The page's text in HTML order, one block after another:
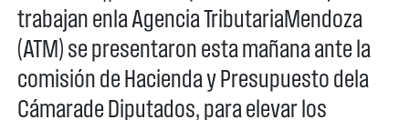
trabajan enla Agencia TributariaMendoza
(ATM) se presentaron esta mañana ante la
comisión de Hacienda y Presupuesto dela
Cámarade Diputados, para elevar los